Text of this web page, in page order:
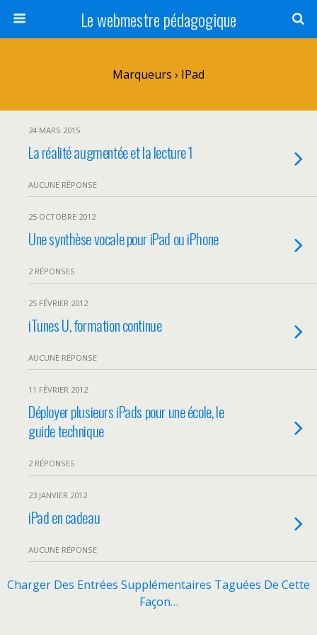
Le webmestre pédagogique
Marqueurs › IPad
24 MARS 2015
La réalité augmentée et la lecture 1
AUCUNE RÉPONSE
25 OCTOBRE 2012
Une synthèse vocale pour iPad ou iPhone
2 RÉPONSES
25 FÉVRIER 2012
iTunes U, formation continue
AUCUNE RÉPONSE
11 FÉVRIER 2012
Déployer plusieurs iPads pour une école, le
guide technique
2 RÉPONSES
23 JANVIER 2012
iPad en cadeau
AUCUNE RÉPONSE
Charger Des Entrées Supplémentaires Taguées De Cette
Façon…